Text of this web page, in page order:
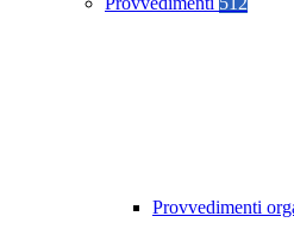
Provvedimenti